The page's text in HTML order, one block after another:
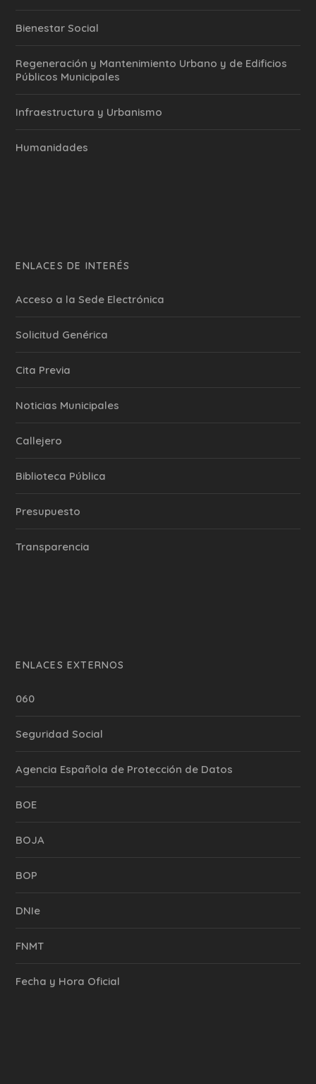
Bienestar Social
Regeneración y Mantenimiento Urbano y de Edificios
Públicos Municipales
Infraestructura y Urbanismo
Humanidades
ENLACES DE INTERÉS
Acceso a la Sede Electrónica
Solicitud Genérica
Cita Previa
‎Noticias Municipales
Callejero
Biblioteca Pública
Presupuesto
Transparencia
ENLACES EXTERNOS
060
Seguridad Social
Agencia Española de Protección de Datos
BOE
BOJA
BOP
DNIe
FNMT
Fecha y Hora Oficial